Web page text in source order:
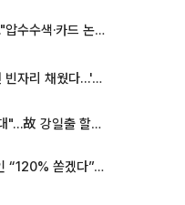
축구협회, 대국민 사과…"압수수색·카드 논란 사죄, 강도 높은 쇄신"
'불명' 문세윤, 故 터틀맨 빈자리 채웠다…'거북이' 눈물의 최종 우승
추미애 "우리 목표는 연대"…故 강일출 할머니 흉상 제막
AT마드리드 ‘7번’ 이강인 “120% 쏟겠다”⋯시메오네 감독 “필요한 선수”